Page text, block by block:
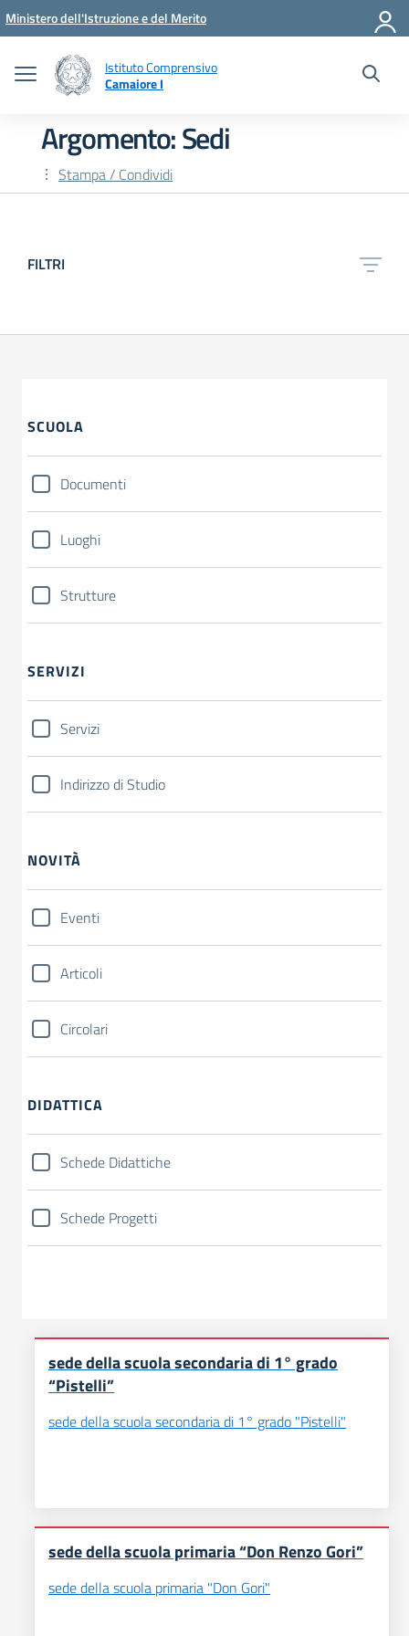
Vai ai contenuti
Vai al menu di navigazione
Vai al footer
Ministero dell'Istruzione e del Merito
Istituto Comprensivo
Camaiore I
Argomento: Sedi
Stampa / Condividi
FILTRI
SCUOLA
Documenti
Luoghi
Strutture
SERVIZI
Servizi
Indirizzo di Studio
NOVITÀ
Eventi
Articoli
Circolari
DIDATTICA
Schede Didattiche
Schede Progetti
sede della scuola secondaria di 1° grado
“Pistelli”
sede della scuola secondaria di 1° grado "Pistelli"
sede della scuola primaria “Don Renzo Gori”
sede della scuola primaria "Don Gori"